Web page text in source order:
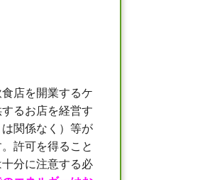
店を開業するケ
るお店を経営す
関係なく）等が
許可を得ること
分に注意する必